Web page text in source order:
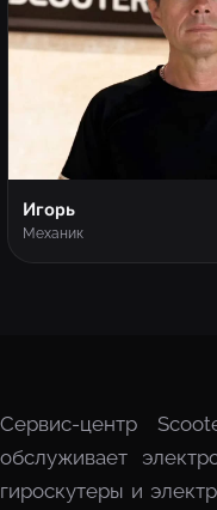
Игорь
Механик
Сервис-центр
обслуживает
гироскутеры и